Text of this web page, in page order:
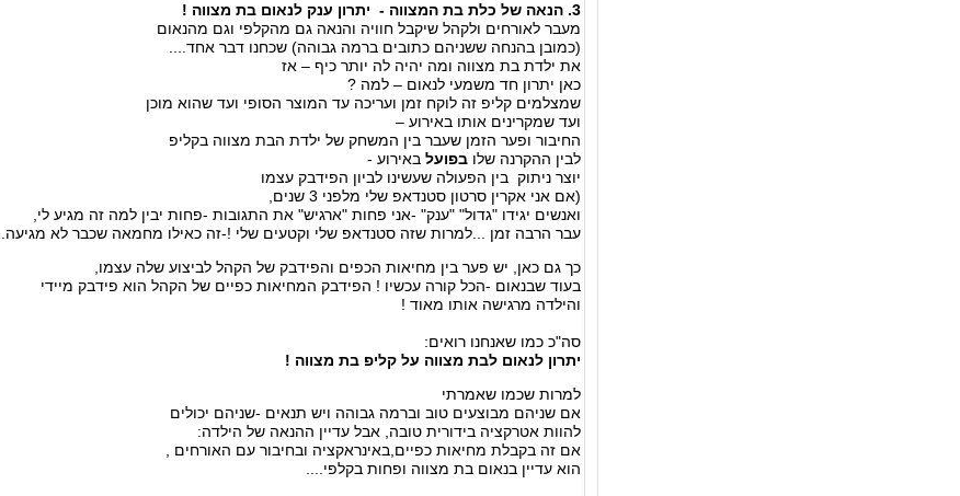
3. הנאה של כלת בת המצווה - יתרון ענק לנאום בת מצווה !
מעבר לאורחים ולקהל שיקבל חוויה והנאה גם מהקלפי וגם מהנאום
(כמובן בהנחה ששניהם כתובים ברמה גבוהה) שכחנו דבר אחד....
את ילדת בת מצווה ומה יהיה לה יותר כיף – אז
כאן יתרון חד משמעי לנאום – למה ?
שמצלמים קליפ זה לוקח זמן ועריכה עד המוצר הסופי ועד שהוא מוכן
ועד שמקרינים אותו באירוע –
החיבור ופער הזמן שעבר בין המשחק של ילדת הבת מצווה בקליפ
לבין ההקרנה שלו בפועל באירוע -
יוצר ניתוק בין הפעולה שעשינו לביון הפידבק עצמו
(אם אני אקרין סרטון סטנדאפ שלי מלפני 3 שנים,
ואנשים יגידו "גדול" "ענק" -אני פחות "ארגיש" את התגובות -פחות יבין למה זה מגיע לי,
עבר הרבה זמן ...למרות שזה סטנדאפ שלי וקטעים שלי !-זה כאילו מחמאה שכבר לא מגיעה...
כך גם כאן, יש פער בין מחיאות הכפים והפידבק של הקהל לביצוע שלה עצמו,
בעוד שבנאום -הכל קורה עכשיו ! הפידבק המחיאות כפיים של הקהל הוא פידבק מיידי
והילדה מרגישה אותו מאוד !
סה"כ כמו שאנחנו רואים:
יתרון לנאום לבת מצווה על קליפ בת מצווה !
למרות שכמו שאמרתי
אם שניהם מבוצעים טוב וברמה גבוהה ויש תנאים -שניהם יכולים
להוות אטרקציה בידורית טובה, אבל עדיין ההנאה של הילדה:
אם זה בקבלת מחיאות כפיים,באינראקציה ובחיבור עם האורחים ,
הוא עדיין בנאום בת מצווה ופחות בקלפי....